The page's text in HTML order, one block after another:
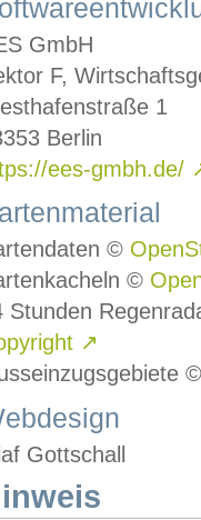
GmbH
F,
1
Berlin
ees-gmbh.de/
©
©
Stunden
↗
Gottschall